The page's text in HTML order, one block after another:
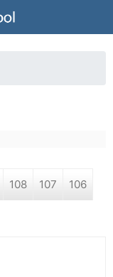
108 107 106